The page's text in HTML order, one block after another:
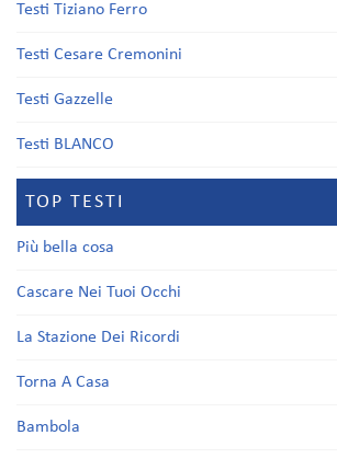
Testi Tiziano Ferro
Testi Cesare Cremonini
Testi Gazzelle
Testi BLANCO
TOP TESTI
Più bella cosa
Cascare Nei Tuoi Occhi
La Stazione Dei Ricordi
Torna A Casa
Bambola